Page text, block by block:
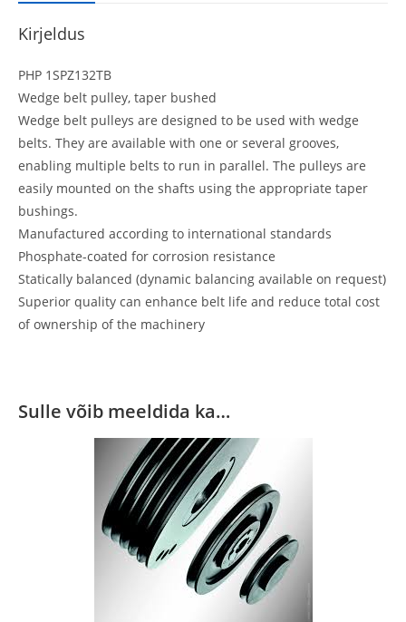
Kirjeldus
PHP 1SPZ132TB
Wedge belt pulley, taper bushed
Wedge belt pulleys are designed to be used with wedge
belts. They are available with one or several grooves,
enabling multiple belts to run in parallel. The pulleys are
easily mounted on the shafts using the appropriate taper
bushings.
Manufactured according to international standards
Phosphate-coated for corrosion resistance
Statically balanced (dynamic balancing available on request)
Superior quality can enhance belt life and reduce total cost
of ownership of the machinery
Sulle võib meeldida ka…